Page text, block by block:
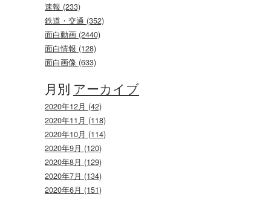
速報 (233)
鉄道・交通 (352)
面白動画 (2440)
面白情報 (128)
面白画像 (633)
月別 アーカイブ
2020年12月 (42)
2020年11月 (118)
2020年10月 (114)
2020年9月 (120)
2020年8月 (129)
2020年7月 (134)
2020年6月 (151)